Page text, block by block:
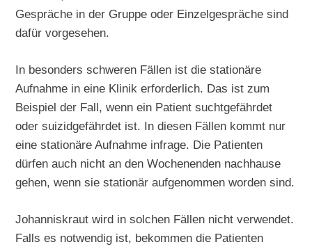
Gespräche in der Gruppe oder Einzelgespräche sind
dafür vorgesehen.
In besonders schweren Fällen ist die stationäre
Aufnahme in eine Klinik erforderlich. Das ist zum
Beispiel der Fall, wenn ein Patient suchtgefährdet
oder suizidgefährdet ist. In diesen Fällen kommt nur
eine stationäre Aufnahme infrage. Die Patienten
dürfen auch nicht an den Wochenenden nachhause
gehen, wenn sie stationär aufgenommen worden sind.
Johanniskraut wird in solchen Fällen nicht verwendet.
Falls es notwendig ist, bekommen die Patienten